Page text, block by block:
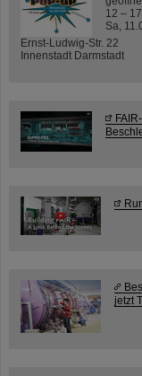
12 –
Sa,
Ernst-Ludwig-Str. 22
Innenstadt Darmstadt
jetzt